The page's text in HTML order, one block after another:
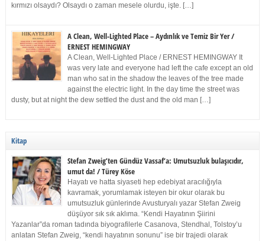
kırmızı olsaydı? Olsaydı o zaman mesele olurdu, işte. […]
A Clean, Well-Lighted Place – Aydınlık ve Temiz Bir Yer /
ERNEST HEMINGWAY
A Clean, Well-Lighted Place / ERNEST HEMINGWAY It
was very late and everyone had left the cafe except an old
man who sat in the shadow the leaves of the tree made
against the electric light. In the day time the street was
dusty, but at night the dew settled the dust and the old man […]
Kitap
Stefan Zweig’ten Gündüz Vassaf’a: Umutsuzluk bulaşıcıdır,
umut da! / Türey Köse
Hayatı ve hatta siyaseti hep edebiyat aracılığıyla
kavramak, yorumlamak isteyen bir okur olarak bu
umutsuzluk günlerinde Avusturyalı yazar Stefan Zweig
düşüyor sık sık aklıma. “Kendi Hayatının Şiirini
Yazanlar”da roman tadında biyografilerle Casanova, Stendhal, Tolstoy’u
anlatan Stefan Zweig, “kendi hayatının sonunu” ise bir trajedi olarak